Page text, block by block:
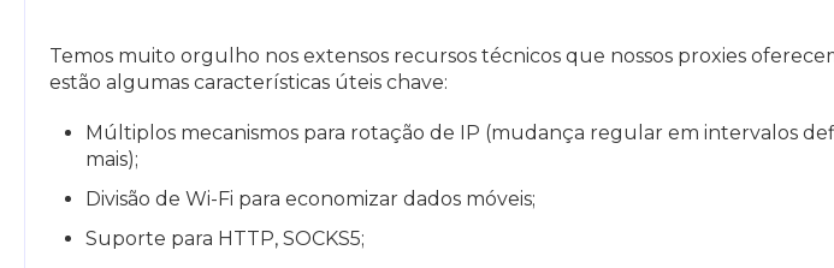
Temos muito orgulho nos extensos recursos técnicos que nossos proxies
estão algumas características úteis chave:
Múltiplos mecanismos para rotação de IP (mudança regular em intervalos
mais);
Divisão de Wi-Fi para economizar dados móveis;
Suporte para HTTP, SOCKS5;